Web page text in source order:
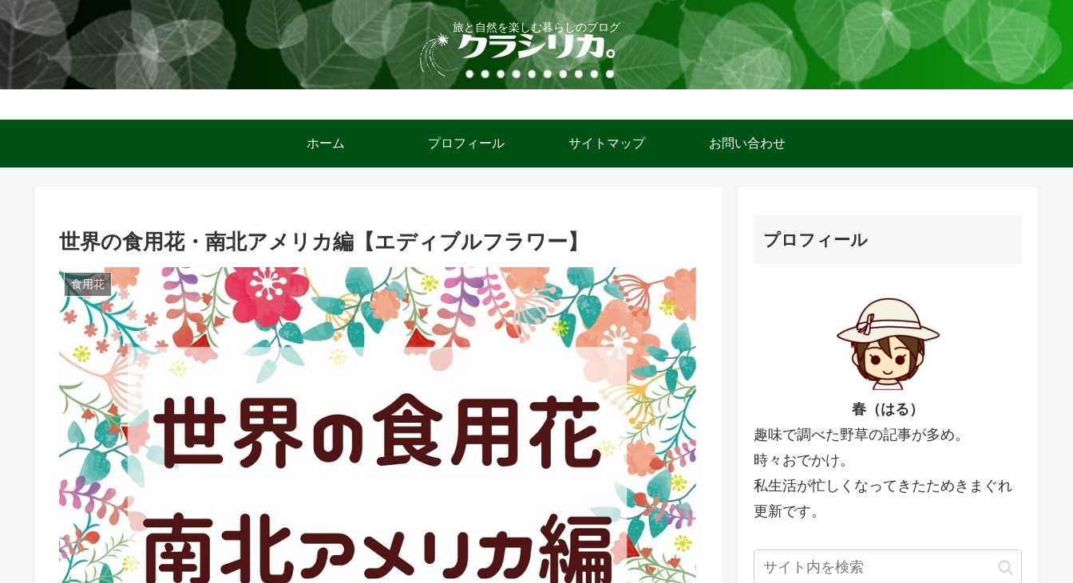
旅と自然を楽しむ暮らしのブログ
ホーム プロフィール サイトマップ お問い合わせ
世界の食用花・南北アメリカ編【エディブルフラワー】
食用花
プロフィール
春（はる）
趣味で調べた野草の記事が多め。
時々おでかけ。
私生活が忙しくなってきたためきまぐれ
更新です。